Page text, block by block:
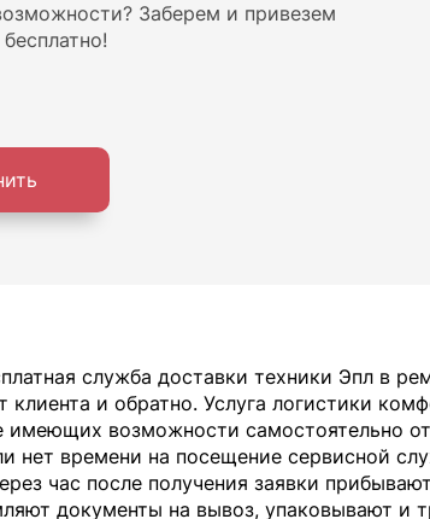
Заберем и привезем
служба доставки техники Эпл в
клиента и обратно. Услуга логистики
имеющих возможности самостоятельно
нет времени на посещение сервисной
час после получения заявки
документы на вывоз, упаковывают и